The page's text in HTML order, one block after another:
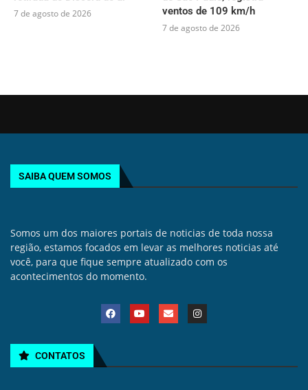
7 de agosto de 2026
ventos de 109 km/h
7 de agosto de 2026
SAIBA QUEM SOMOS
Somos um dos maiores portais de noticias de toda nossa
região, estamos focados em levar as melhores noticias até
você, para que fique sempre atualizado com os
acontecimentos do momento.
CONTATOS